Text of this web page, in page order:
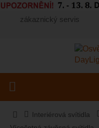
zákaznický servis
Toggle navigation
Interiérová svítidla